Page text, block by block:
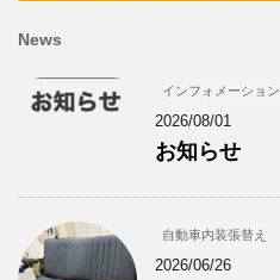
News
インフォメーション
2026/08/01
お知らせ
自動車内装張替え
2026/06/26